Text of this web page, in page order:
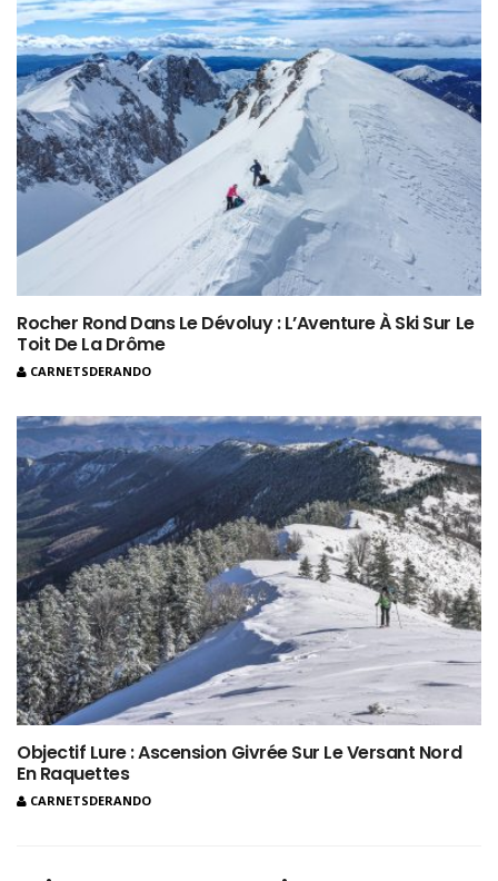
Rocher Rond Dans Le Dévoluy : L’Aventure À Ski Sur Le
Toit De La Drôme
CARNETSDERANDO
Objectif Lure : Ascension Givrée Sur Le Versant Nord
En Raquettes
CARNETSDERANDO